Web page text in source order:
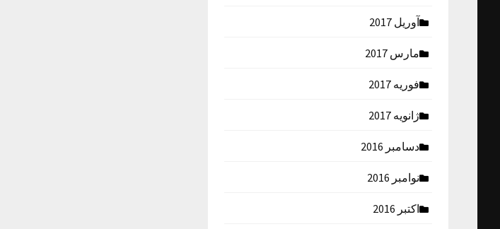
آوریل 2017
مارس 2017
فوریه 2017
ژانویه 2017
دسامبر 2016
نوامبر 2016
اکتبر 2016